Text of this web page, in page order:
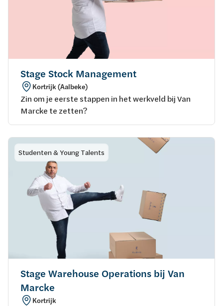
Stock & Product Management
Logistiek & Transport
Binnendienst
Buitendienst
Studenten & Young Talents
Techniek & Engineering
Stage Stock Management
Kortrijk (Aalbeke)
Zin om je eerste stappen in het werkveld bij Van
Marcke te zetten?
Studenten & Young Talents
Stage Warehouse Operations bij Van
Marcke
Kortrijk